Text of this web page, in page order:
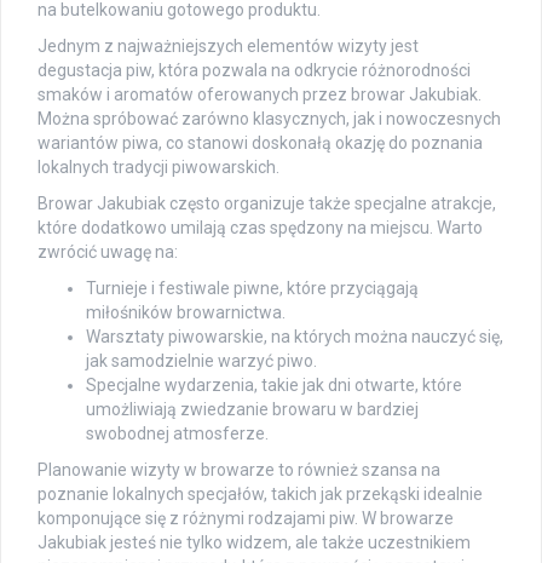
na butelkowaniu gotowego produktu.
Jednym z najważniejszych elementów wizyty jest
degustacja piw, która pozwala na odkrycie różnorodności
smaków i aromatów oferowanych przez browar Jakubiak.
Można spróbować zarówno klasycznych, jak i nowoczesnych
wariantów piwa, co stanowi doskonałą okazję do poznania
lokalnych tradycji piwowarskich.
Browar Jakubiak często organizuje także specjalne atrakcje,
które dodatkowo umilają czas spędzony na miejscu. Warto
zwrócić uwagę na:
Turnieje i festiwale piwne, które przyciągają
miłośników browarnictwa.
Warsztaty piwowarskie, na których można nauczyć się,
jak samodzielnie warzyć piwo.
Specjalne wydarzenia, takie jak dni otwarte, które
umożliwiają zwiedzanie browaru w bardziej
swobodnej atmosferze.
Planowanie wizyty w browarze to również szansa na
poznanie lokalnych specjałów, takich jak przekąski idealnie
komponujące się z różnymi rodzajami piw. W browarze
Jakubiak jesteś nie tylko widzem, ale także uczestnikiem